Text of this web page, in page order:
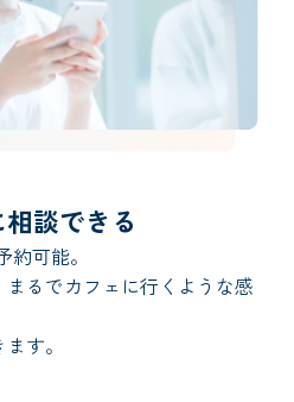
相談できる
可能。
るでカフェに行くような感
す。